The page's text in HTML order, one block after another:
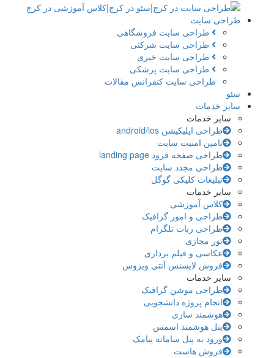
طراحی سایت
طراحی سایت فروشگاهی
طراحی سایت شرکتی
طراحی سایت خبری
طراحی سایت پزشکی
طراحی سایت کنفرانس مقالات
سئو
سایر خدمات
سایر خدمات
طراحی اپلیکیشن android/ios
تامین امنیت سایت
طراحی صفحه فرود landing page
طراحی مجدد سایت
تبلیغات کلیکی گوگل
سایر خدمات
کلاس آموزشی
طراحی و امور گرافیک
طراحی ربات تلگرام
تور مجازی
عکاسی و فیلم برداری
فروش لایسنس آنتی ویروس
سایر خدمات
طراحی موشن گرافیک
انجام پروژه دانشجویی
هوشمند سازی
پنل هوشمند اسمس
ورود به پنل سامانه پیامک
فروش هاست